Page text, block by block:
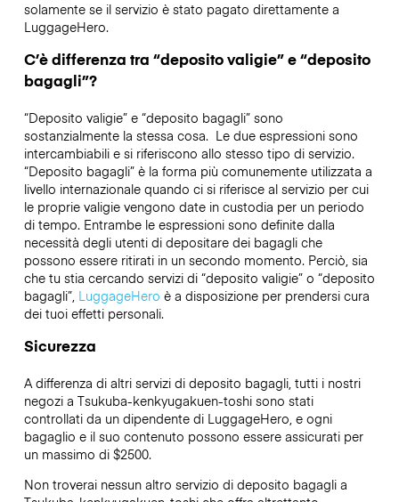
solamente se il servizio è stato pagato direttamente a
LuggageHero.
C’è differenza tra “deposito valigie” e “deposito
bagagli”?
“Deposito valigie” e “deposito bagagli” sono
sostanzialmente la stessa cosa. Le due espressioni sono
intercambiabili e si riferiscono allo stesso tipo di servizio.
“Deposito bagagli” è la forma più comunemente utilizzata a
livello internazionale quando ci si riferisce al servizio per cui
le proprie valigie vengono date in custodia per un periodo
di tempo. Entrambe le espressioni sono definite dalla
necessità degli utenti di depositare dei bagagli che
possono essere ritirati in un secondo momento. Perciò, sia
che tu stia cercando servizi di “deposito valigie” o “deposito
bagagli”, LuggageHero è a disposizione per prendersi cura
dei tuoi effetti personali.
Sicurezza
A differenza di altri servizi di deposito bagagli,tutti i nostri
negozi a Tsukuba-kenkyugakuen-toshisono stati
controllati da un dipendente di LuggageHero, e ogni
bagaglio e il suo contenuto possono essere assicurati per
un massimo di $2500.
Non troverai nessun altro servizio di deposito bagagli a